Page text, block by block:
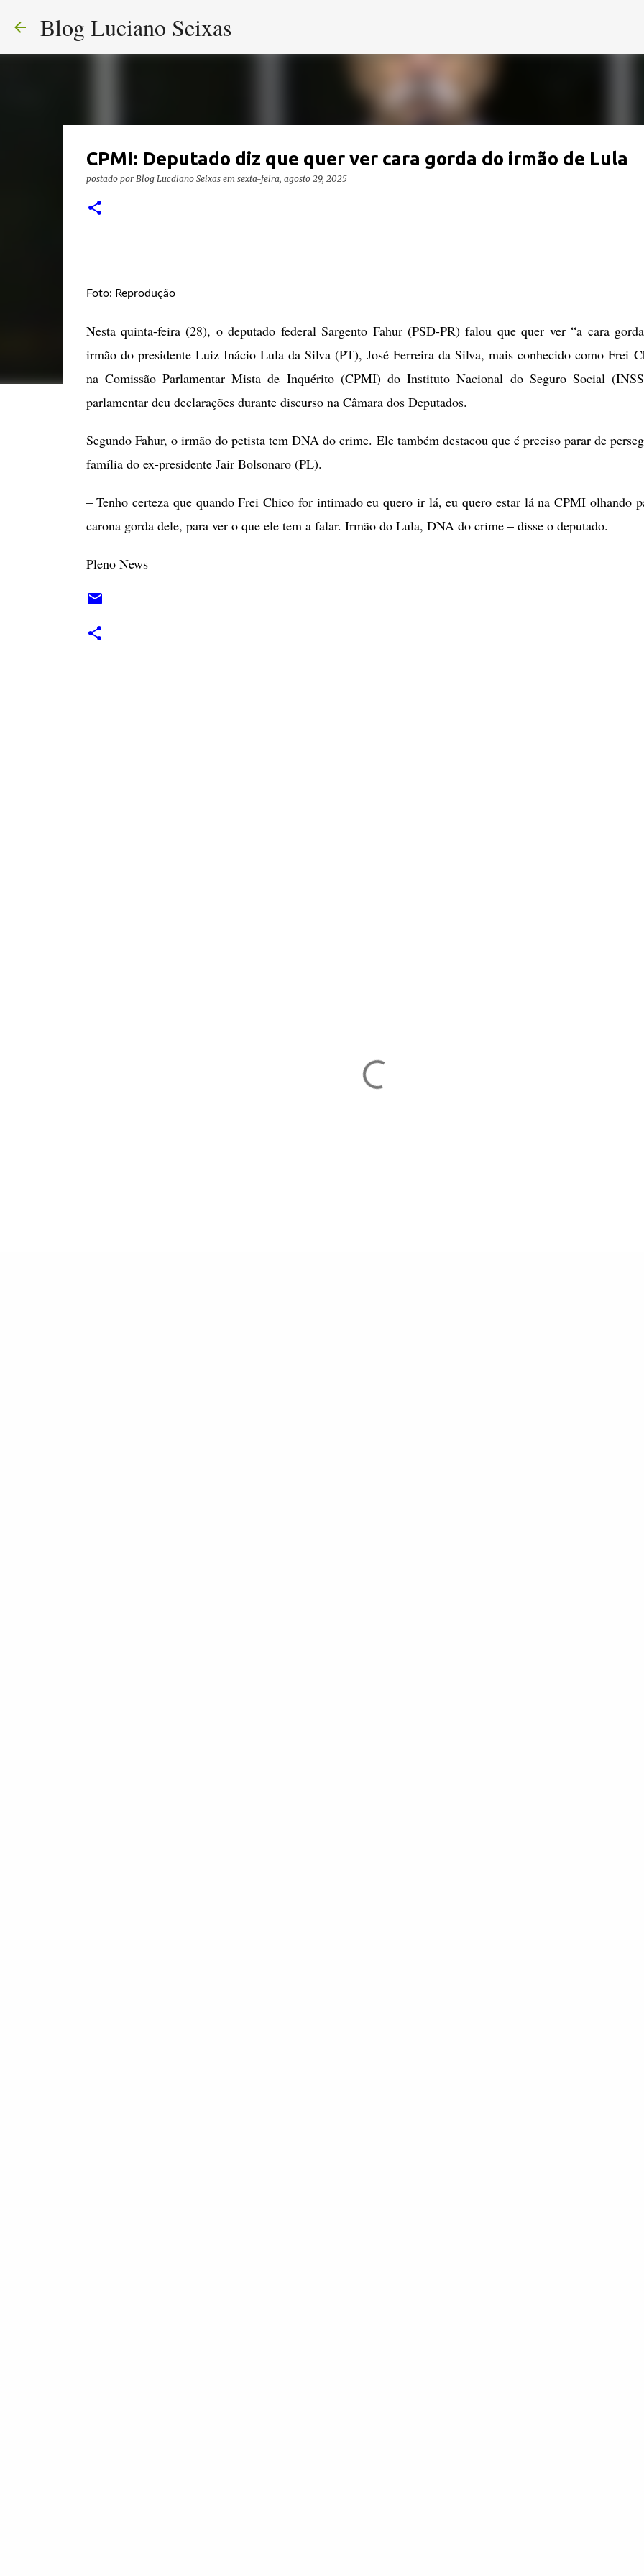
Blog Luciano Seixas
CPMI: Deputado diz que quer ver cara gorda do irmão de Lula
postado por Blog Lucdiano Seixas em sexta-feira, agosto 29, 2025
Foto: Reprodução
Nesta quinta-feira (28), o deputado federal Sargento Fahur (PSD-PR) falou que quer ver “a cara
irmão do presidente Luiz Inácio Lula da Silva (PT), José Ferreira da Silva, mais conhecido como Frei
na Comissão Parlamentar Mista de Inquérito (CPMI) do Instituto Nacional do Seguro Social
parlamentar deu declarações durante discurso na Câmara dos Deputados.
Segundo Fahur, o irmão do petista tem DNA do crime. Ele também destacou que é preciso parar de
família do ex-presidente Jair Bolsonaro (PL).
– Tenho certeza que quando Frei Chico for intimado eu quero ir lá, eu quero estar lá na CPMI olhando
carona gorda dele, para ver o que ele tem a falar. Irmão do Lula, DNA do crime – disse o deputado.
Pleno News